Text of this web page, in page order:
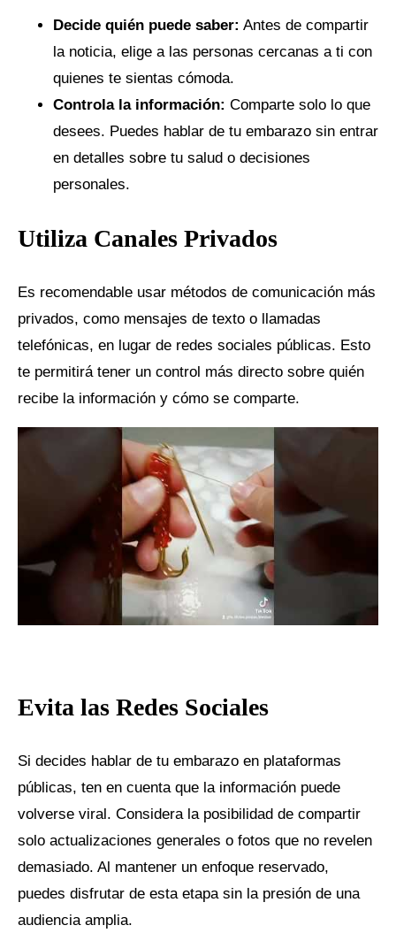
Decide quién puede saber: Antes de compartir
la noticia, elige a las personas cercanas a ti con
quienes te sientas cómoda.
Controla la información: Comparte solo lo que
desees. Puedes hablar de tu embarazo sin entrar
en detalles sobre tu salud o decisiones
personales.
Utiliza Canales Privados
Es recomendable usar métodos de comunicación más
privados, como mensajes de texto o llamadas
telefónicas, en lugar de redes sociales públicas. Esto
te permitirá tener un control más directo sobre quién
recibe la información y cómo se comparte.
Evita las Redes Sociales
Si decides hablar de tu embarazo en plataformas
públicas, ten en cuenta que la información puede
volverse viral. Considera la posibilidad de compartir
solo actualizaciones generales o fotos que no revelen
demasiado. Al mantener un enfoque reservado,
puedes disfrutar de esta etapa sin la presión de una
audiencia amplia.